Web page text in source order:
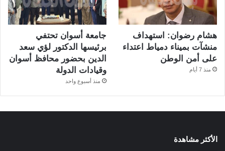
هشام رضوان: استهداف
منشآت بميناء دمياط اعتداء
على أمن الوطن
منذ 7 أيام
جامعة أسوان تحتفي
برئيسها الدكتور لؤي سعد
الدين بحضور محافظ أسوان
وقيادات الدولة
منذ أسبوع واحد
الأكثر مشاهدة